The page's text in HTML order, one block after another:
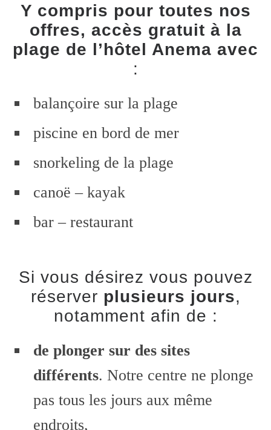
Y compris pour toutes nos
offres, accès gratuit à la
plage de l’hôtel Anema avec
:
balançoire sur la plage
piscine en bord de mer
snorkeling de la plage
canoë – kayak
bar – restaurant
Si vous désirez vous pouvez
réserver plusieurs jours,
notamment afin de :
de plonger sur des sites
différents. Notre centre ne plonge
pas tous les jours aux même
endroits,